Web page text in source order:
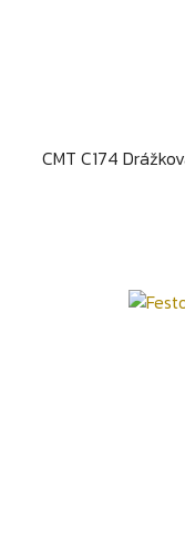
CMT C174